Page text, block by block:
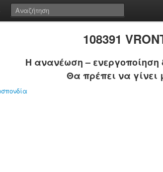
108391
Η ανανέωση – ενεργοποίηση
Θα πρέπει να